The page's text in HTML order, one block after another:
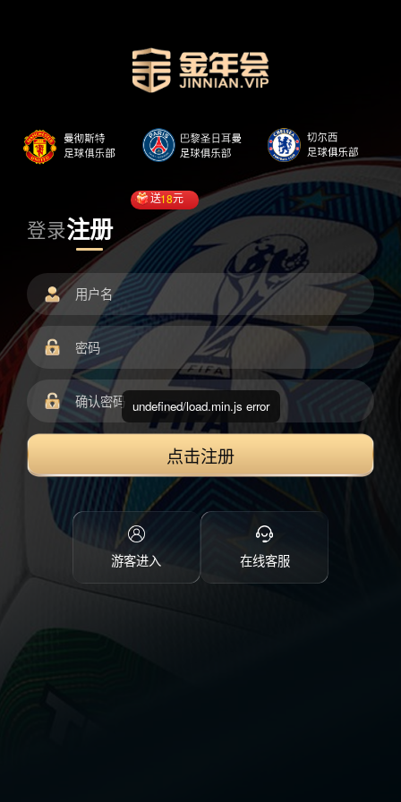
登录注册
送18元
点击注册
游客进入 在线客服
undefined/load.min.js error